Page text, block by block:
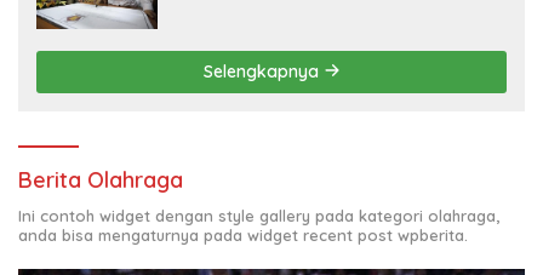
Selengkapnya
Berita Olahraga
Ini contoh widget dengan style gallery pada kategori olahraga,
anda bisa mengaturnya pada widget recent post wpberita.